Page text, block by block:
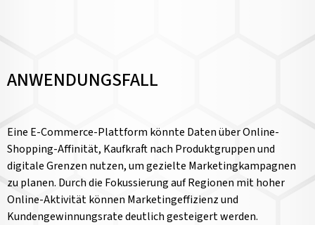
ANWENDUNGSFALL
Eine E-Commerce-Plattform könnte Daten über Online-
Shopping-Affinität, Kaufkraft nach Produktgruppen und
digitale Grenzen nutzen, um gezielte Marketingkampagnen
zu planen. Durch die Fokussierung auf Regionen mit hoher
Online-Aktivität können Marketingeffizienz und
Kundengewinnungsrate deutlich gesteigert werden.